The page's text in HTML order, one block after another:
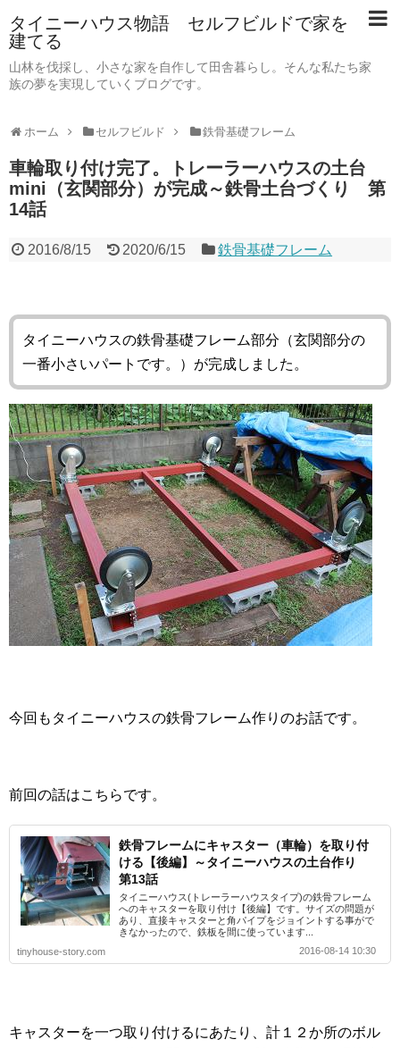
タイニーハウス物語 セルフビルドで家を
建てる
山林を伐採し、小さな家を自作して田舎暮らし。そんな私たち家
族の夢を実現していくブログです。
ホーム セルフビルド 鉄骨基礎フレーム
車輪取り付け完了。トレーラーハウスの土台
mini（玄関部分）が完成～鉄骨土台づくり 第
14話
2016/8/15 2020/6/15 鉄骨基礎フレーム
タイニーハウスの鉄骨基礎フレーム部分（玄関部分の
一番小さいパートです。）が完成しました。
今回もタイニーハウスの鉄骨フレーム作りのお話です。
前回の話はこちらです。
鉄骨フレームにキャスター（車輪）を取り付
ける【後編】～タイニーハウスの土台作り
第13話
タイニーハウス(トレーラーハウスタイプ)の鉄骨フレーム
へのキャスターを取り付け【後編】です。サイズの問題が
あり、直接キャスターと角パイプをジョイントする事がで
きなかったので、鉄板を間に使っています...
tinyhouse-story.com
2016-08-14 10:30
キャスターを一つ取り付けるにあたり、計１２か所のボル